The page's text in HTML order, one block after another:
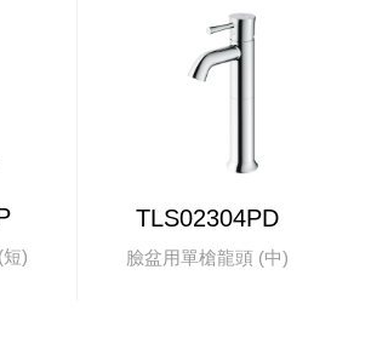
)
TLS02304PD
臉盆用單槍龍頭 (中)